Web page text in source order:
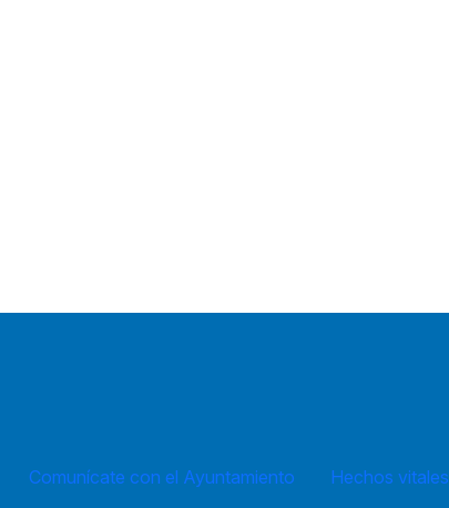
Comunícate con el Ayuntamiento
Hechos vitales